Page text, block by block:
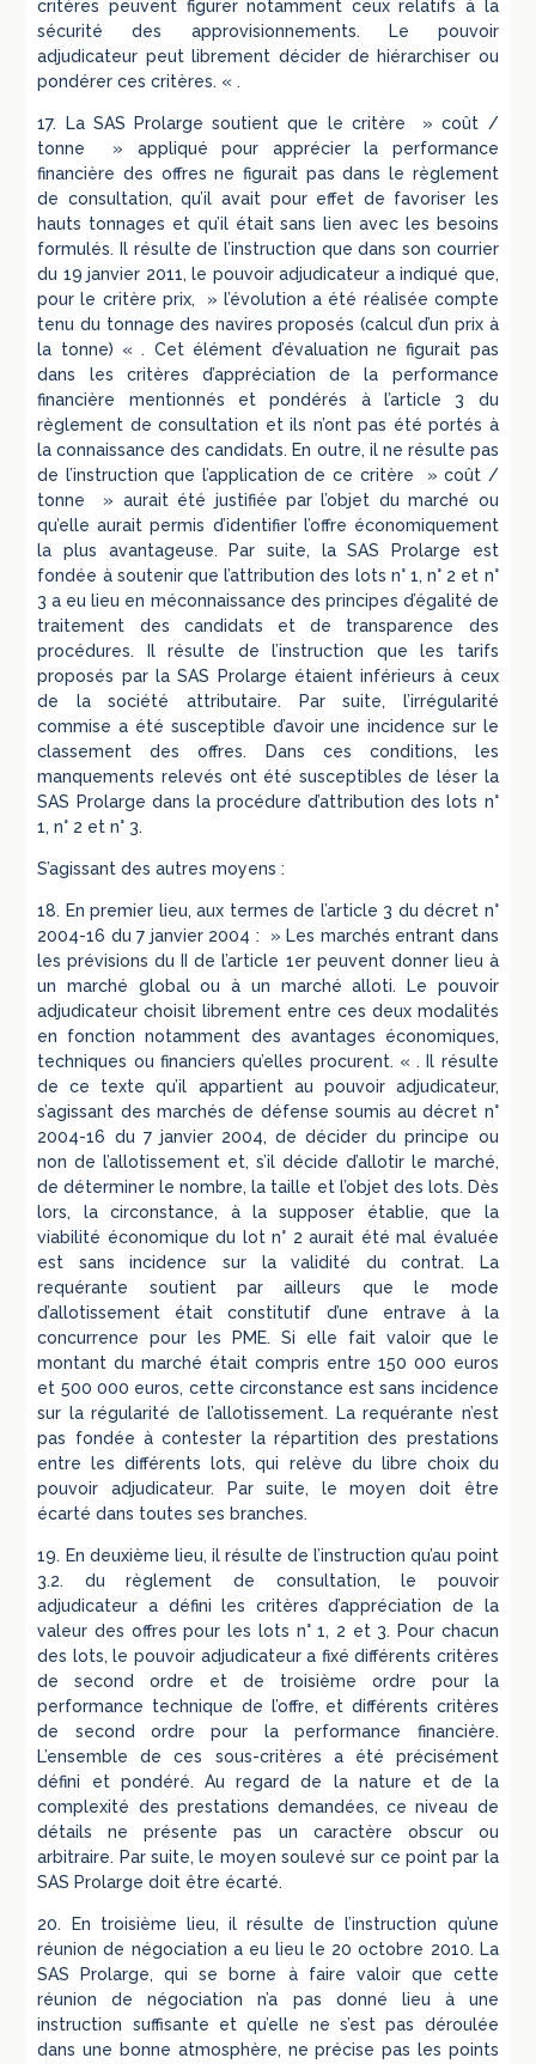
critères peuvent figurer notamment ceux relatifs à la
sécurité des approvisionnements. Le pouvoir
adjudicateur peut librement décider de hiérarchiser ou
pondérer ces critères. « .
17. La SAS Prolarge soutient que le critère » coût /
tonne » appliqué pour apprécier la performance
financière des offres ne figurait pas dans le règlement
de consultation, qu’il avait pour effet de favoriser les
hauts tonnages et qu’il était sans lien avec les besoins
formulés. Il résulte de l’instruction que dans son courrier
du 19 janvier 2011, le pouvoir adjudicateur a indiqué que,
pour le critère prix, » l’évolution a été réalisée compte
tenu du tonnage des navires proposés (calcul d’un prix à
la tonne) « . Cet élément d’évaluation ne figurait pas
dans les critères d’appréciation de la performance
financière mentionnés et pondérés à l’article 3 du
règlement de consultation et ils n’ont pas été portés à
la connaissance des candidats. En outre, il ne résulte pas
de l’instruction que l’application de ce critère » coût /
tonne » aurait été justifiée par l’objet du marché ou
qu’elle aurait permis d’identifier l’offre économiquement
la plus avantageuse. Par suite, la SAS Prolarge est
fondée à soutenir que l’attribution des lots n° 1, n° 2 et n°
3 a eu lieu en méconnaissance des principes d’égalité de
traitement des candidats et de transparence des
procédures. Il résulte de l’instruction que les tarifs
proposés par la SAS Prolarge étaient inférieurs à ceux
de la société attributaire. Par suite, l’irrégularité
commise a été susceptible d’avoir une incidence sur le
classement des offres. Dans ces conditions, les
manquements relevés ont été susceptibles de léser la
SAS Prolarge dans la procédure d’attribution des lots n°
1, n° 2 et n° 3.
S’agissant des autres moyens :
18. En premier lieu, aux termes de l’article 3 du décret n°
2004-16 du 7 janvier 2004 : » Les marchés entrant dans
les prévisions du II de l’article 1er peuvent donner lieu à
un marché global ou à un marché alloti. Le pouvoir
adjudicateur choisit librement entre ces deux modalités
en fonction notamment des avantages économiques,
techniques ou financiers qu’elles procurent. « . Il résulte
de ce texte qu’il appartient au pouvoir adjudicateur,
s’agissant des marchés de défense soumis au décret n°
2004-16 du 7 janvier 2004, de décider du principe ou
non de l’allotissement et, s’il décide d’allotir le marché,
de déterminer le nombre, la taille et l’objet des lots. Dès
lors, la circonstance, à la supposer établie, que la
viabilité économique du lot n° 2 aurait été mal évaluée
est sans incidence sur la validité du contrat. La
requérante soutient par ailleurs que le mode
d’allotissement était constitutif d’une entrave à la
concurrence pour les PME. Si elle fait valoir que le
montant du marché était compris entre 150 000 euros
et 500 000 euros, cette circonstance est sans incidence
sur la régularité de l’allotissement. La requérante n’est
pas fondée à contester la répartition des prestations
entre les différents lots, qui relève du libre choix du
pouvoir adjudicateur. Par suite, le moyen doit être
écarté dans toutes ses branches.
19. En deuxième lieu, il résulte de l’instruction qu’au point
3.2. du règlement de consultation, le pouvoir
adjudicateur a défini les critères d’appréciation de la
valeur des offres pour les lots n° 1, 2 et 3. Pour chacun
des lots, le pouvoir adjudicateur a fixé différents critères
de second ordre et de troisième ordre pour la
performance technique de l’offre, et différents critères
de second ordre pour la performance financière.
L’ensemble de ces sous-critères a été précisément
défini et pondéré. Au regard de la nature et de la
complexité des prestations demandées, ce niveau de
détails ne présente pas un caractère obscur ou
arbitraire. Par suite, le moyen soulevé sur ce point par la
SAS Prolarge doit être écarté.
20. En troisième lieu, il résulte de l’instruction qu’une
réunion de négociation a eu lieu le 20 octobre 2010. La
SAS Prolarge, qui se borne à faire valoir que cette
réunion de négociation n’a pas donné lieu à une
instruction suffisante et qu’elle ne s’est pas déroulée
dans une bonne atmosphère, ne précise pas les points